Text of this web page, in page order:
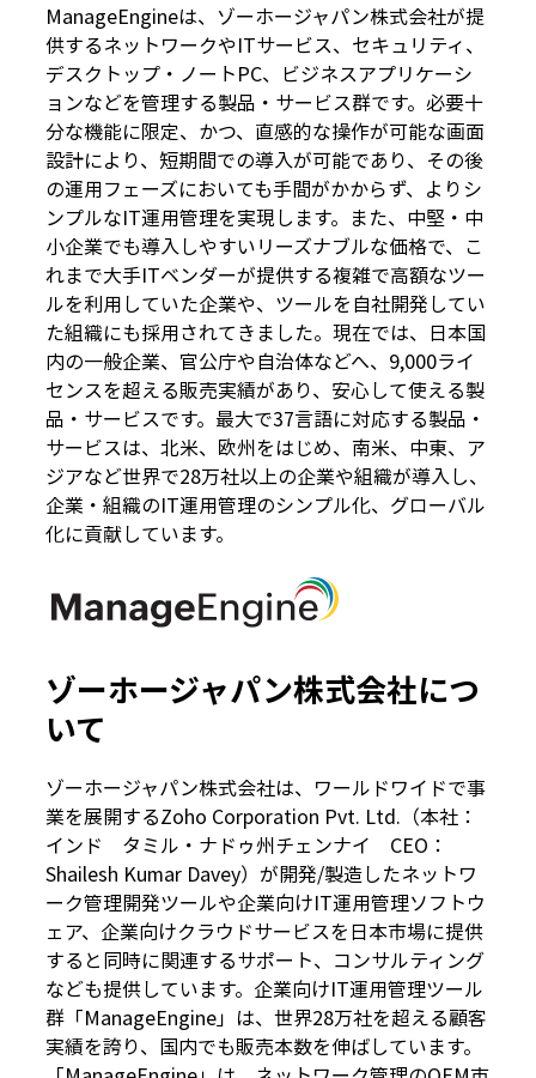
ManageEngineは、ゾーホージャパン株式会社が提
供するネットワークやITサービス、セキュリティ、
デスクトップ・ノートPC、ビジネスアプリケーシ
ョンなどを管理する製品・サービス群です。必要十
分な機能に限定、かつ、直感的な操作が可能な画面
設計により、短期間での導入が可能であり、その後
の運用フェーズにおいても手間がかからず、よりシ
ンプルなIT運用管理を実現します。また、中堅・中
小企業でも導入しやすいリーズナブルな価格で、こ
れまで大手ITベンダーが提供する複雑で高額なツー
ルを利用していた企業や、ツールを自社開発してい
た組織にも採用されてきました。現在では、日本国
内の一般企業、官公庁や自治体などへ、9,000ライ
センスを超える販売実績があり、安心して使える製
品・サービスです。最大で37言語に対応する製品・
サービスは、北米、欧州をはじめ、南米、中東、ア
ジアなど世界で28万社以上の企業や組織が導入し、
企業・組織のIT運用管理のシンプル化、グローバル
化に貢献しています。
ゾーホージャパン株式会社につ
いて
ゾーホージャパン株式会社は、ワールドワイドで事
業を展開するZoho Corporation Pvt. Ltd.（本社：
インド タミル・ナドゥ州チェンナイ CEO：
Shailesh Kumar Davey）が開発/製造したネットワ
ーク管理開発ツールや企業向けIT運用管理ソフトウ
ェア、企業向けクラウドサービスを日本市場に提供
すると同時に関連するサポート、コンサルティング
なども提供しています。企業向けIT運用管理ツール
群「ManageEngine」は、世界28万社を超える顧客
実績を誇り、国内でも販売本数を伸ばしています。